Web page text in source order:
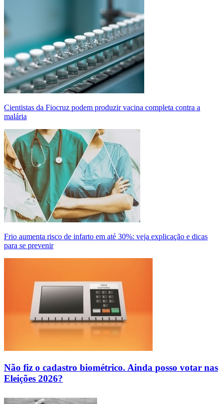
Cientistas da Fiocruz podem produzir vacina completa contra a
malária
Frio aumenta risco de infarto em até 30%: veja explicação e dicas
para se prevenir
Não fiz o cadastro biométrico. Ainda posso votar nas
Eleições 2026?